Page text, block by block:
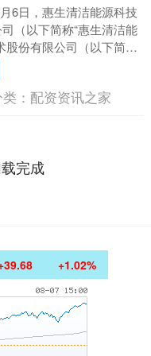
6日，惠生清洁能源科技
（以下简称“惠生清洁能
股份有限公司（以下简
上海正式签署战略合作协
： 配资资讯之家
完成
+1.02%